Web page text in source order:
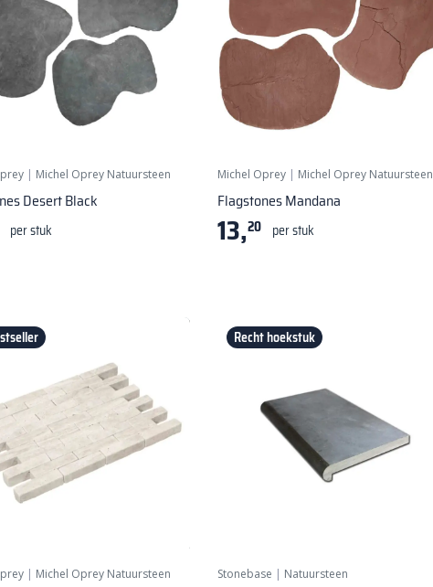
| Michel Oprey Natuursteen
Desert Black
per stuk
Michel Oprey | Michel Oprey Natuursteen
Flagstones Mandana
13,20 per stuk
| Michel Oprey Natuursteen
Recht hoekstuk
Stonebase | Natuursteen